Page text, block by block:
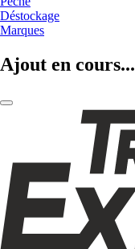
Déstockage
Marques
Ajout en cours...